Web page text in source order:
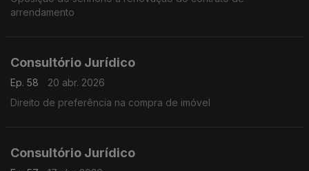
arrendamento
Consultório Jurídico
Ep. 58
20 abr. 2026
Direito de preferência na compra de imóvel
Consultório Jurídico